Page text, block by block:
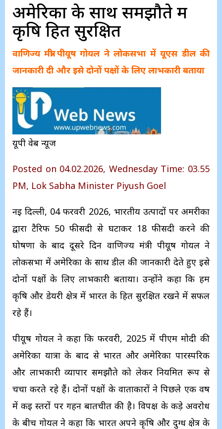
अमेरिका के साथ समझौते में
कृषि हित सुरक्षित
वाणिज्य मंत्री पीयूष गोयल ने लोकसभा में यूएस डील की
जानकारी दी और इसे दोनों पक्षों के लिए लाभकारी बताया
यूपी वेब न्यूज
Posted on 04.02.2026, Wednesday Time: 03.55
PM, Lok Sabha Minister Piyush Goel
नई दिल्ली, 04 फरवरी 2026, भारतीय उत्पादों पर अमरीका
द्वारा टैरिफ 50 फीसदी से घटाकर 18 फीसदी करने की
घोषणा के बाद दूसरे दिन वाणिज्य मंत्री पीयूष गोयल ने
लोकसभा में अमेरिका के साथ डील की जानकारी देते हुए इसे
दोनों पक्षों के लिए लाभकारी बताया। उन्होंने कहा कि हम
कृषि और डेयरी क्षेत्र में भारत के हित सुरक्षित रखने में सफल
रहे हैं।
पीयूष गोयल ने कहा कि फरवरी, 2025 में पीएम मोदी की
अमेरिका यात्रा के बाद से भारत और अमेरिका पारस्परिक
और लाभकारी व्यापार समझौते को लेकर नियमित रूप से
चर्चा करते रहे हैं। दोनों पक्षों के वार्ताकारों ने पिछले एक वर्ष
में कई स्तरों पर गहन बातचीत की है। विपक्ष के कड़े अवरोध
के बीच गोयल ने कहा कि भारत अपने कृषि और दुग्ध क्षेत्र के